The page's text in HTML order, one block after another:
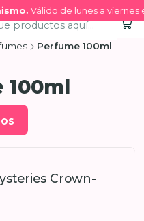
Válido de lunes a viernes en
Perfume 100ml
100ml
Crown-